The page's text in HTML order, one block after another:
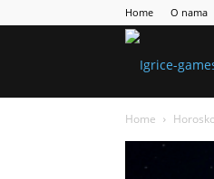
Home O nama
Home